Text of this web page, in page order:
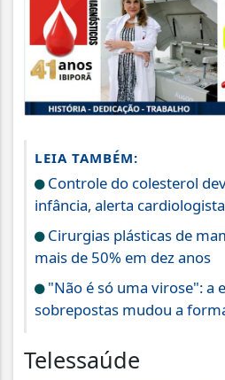
LEIA TAMBÉM:
Controle do colesterol
infância, alerta cardiologista
Cirurgias plásticas de
mais de 50% em dez anos
"Não é só uma virose": a
sobrepostas mudou a
Telessaúde